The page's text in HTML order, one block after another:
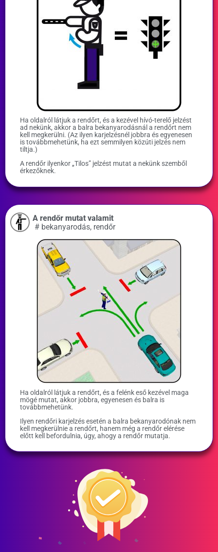
Ha oldalról látjuk a rendőrt, és a kezével hívó-terelő jelzést
ad nekünk, akkor a balra bekanyarodásnál a rendőrt nem
kell megkerülni. (Az ilyen karjelzésnél jobbra és egyenesen
is továbbmehetünk, ha ezt semmilyen közúti jelzés nem
tiltja.)
A rendőr ilyenkor „Tilos” jelzést mutat a nekünk szemből
érkezőknek.
A rendőr mutat valamit
# bekanyarodás, rendőr
Ha oldalról látjuk a rendőrt, és a felénk eső kezével maga
mögé mutat, akkor jobbra, egyenesen és balra is
továbbmehetünk.
Ilyen rendőri karjelzés esetén a balra bekanyarodónak nem
kell megkerülnie a rendőrt, hanem még a rendőr elérése
előtt kell befordulnia, úgy, ahogy a rendőr mutatja.